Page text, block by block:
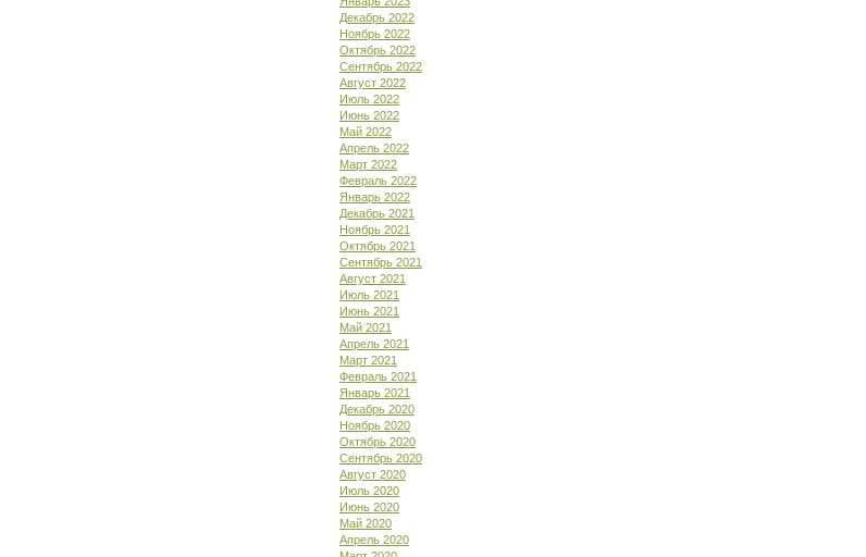
Декабрь 2022
Ноябрь 2022
Октябрь 2022
Сентябрь 2022
Август 2022
Июль 2022
Июнь 2022
Май 2022
Апрель 2022
Март 2022
Февраль 2022
Январь 2022
Декабрь 2021
Ноябрь 2021
Октябрь 2021
Сентябрь 2021
Август 2021
Июль 2021
Июнь 2021
Май 2021
Апрель 2021
Март 2021
Февраль 2021
Январь 2021
Декабрь 2020
Ноябрь 2020
Октябрь 2020
Сентябрь 2020
Август 2020
Июль 2020
Июнь 2020
Май 2020
Апрель 2020